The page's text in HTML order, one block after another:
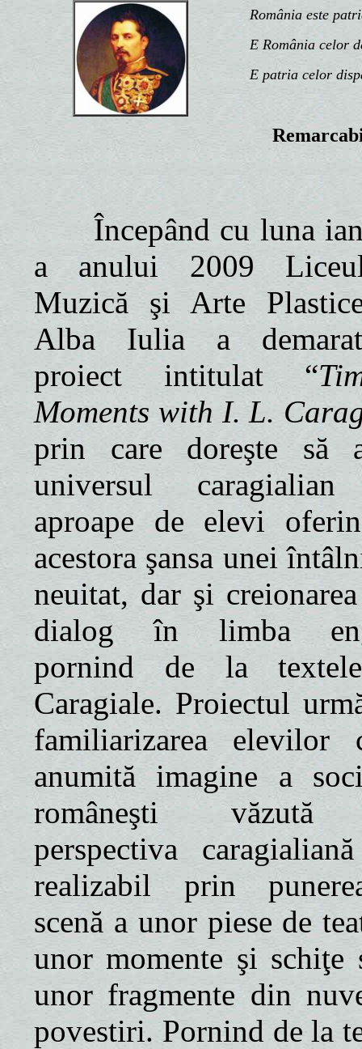
România este
E România celor
E patria celor
Începând cu luna
a anului 2009
Muzică şi Arte
Alba Iulia a
proiect intitulat “
Moments with I. L.
prin care doreşte să
universul
aproape de elevi
acestora şansa unei
neuitat, dar şi
dialog în limba
pornind de la
Caragiale. Proiectul
familiarizarea elevilor
anumită imagine a
româneşti
perspectiva
realizabil prin
scenă a unor piese de
unor momente şi schiţe
unor fragmente din
povestiri. Pornind de la